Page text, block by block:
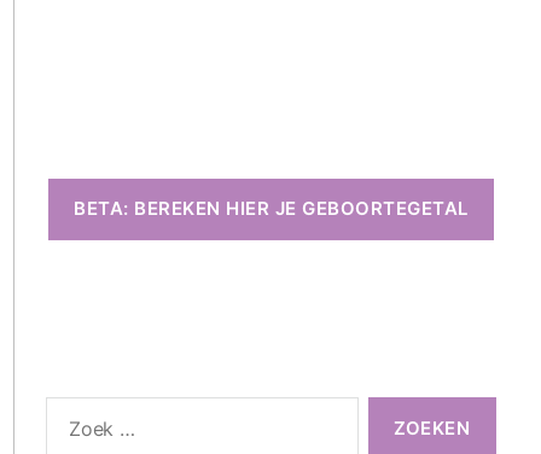
BETA: BEREKEN HIER JE GEBOORTEGETAL
naar: